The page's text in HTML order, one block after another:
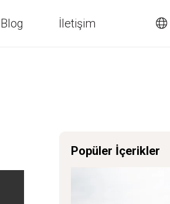
Blog İletişim
Popüler İçerikler